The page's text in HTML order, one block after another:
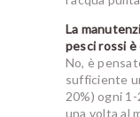
La
pesci rossi
No, è
sufficiente
20%) ogni
una volta al